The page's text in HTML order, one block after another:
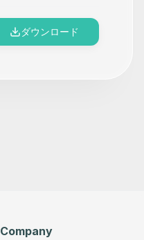
ダウンロード
Company